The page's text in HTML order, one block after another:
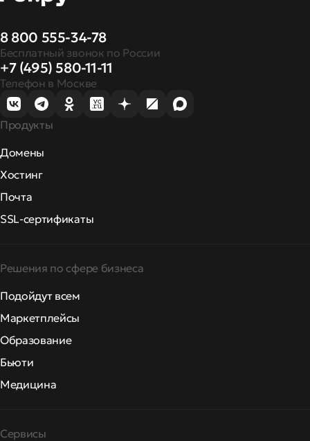
8 800 555-34-78
Бесплатный звонок по России
+7 (495) 580-11-11
Телефон в Москве
Продукты
Домены
Хостинг
Почта
SSL-сертификаты
Решения по сфере бизнеса
Подойдут всем
Маркетплейсы
Образование
Бьюти
Медицина
Сервисы